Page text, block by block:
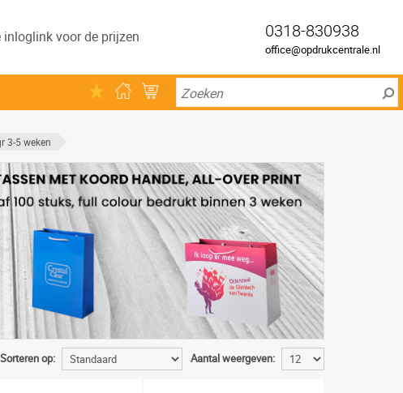
inloglink voor de prijzen 0318-830938
office@opdrukcentrale.nl
3-5 weken
Aantal weergeven:
Sorteren op: